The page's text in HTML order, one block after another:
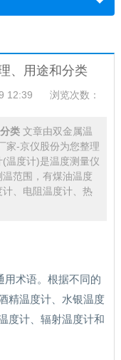
、用途和分类
12:39 浏览次数：
类 文章由双金属温
家-京仪股份为您整理
温度计)是温度测量仪
范围，有煤油温度
、电阻温度计、热
用术语。根据不同的
精温度计、水银温度
度计、辐射温度计和